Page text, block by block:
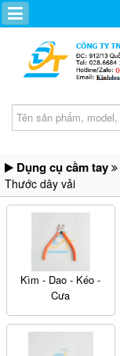
Dụng cụ cầm tay
Thước dây vải
Kìm - Dao - Kéo -
Cưa